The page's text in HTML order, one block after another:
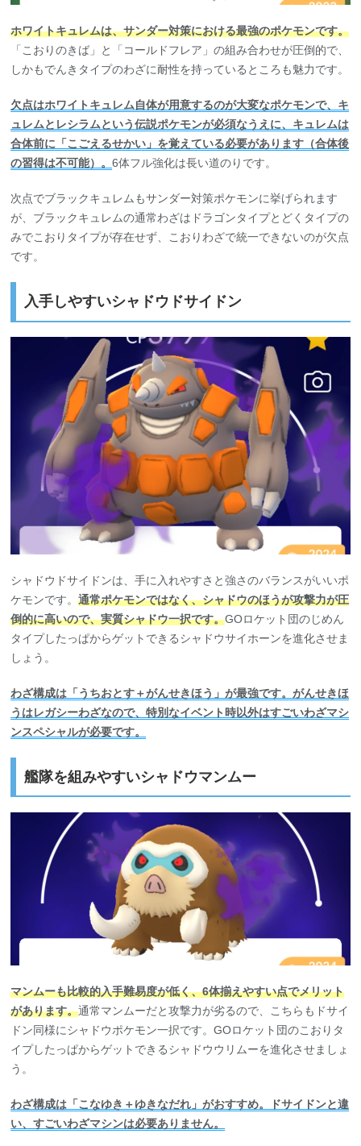
ホワイトキュレムは、サンダー対策における最強のポケモンです。
「こおりのきば」と「コールドフレア」の組み合わせが圧倒的で、
しかもでんきタイプのわざに耐性を持っているところも魅力です。
欠点はホワイトキュレム自体が用意するのが大変なポケモンで、キ
ュレムとレシラムという伝説ポケモンが必須なうえに、キュレムは
合体前に「こごえるせかい」を覚えている必要があります（合体後
の習得は不可能）。6体フル強化は長い道のりです。
次点でブラックキュレムもサンダー対策ポケモンに挙げられます
が、ブラックキュレムの通常わざはドラゴンタイプとどくタイプの
みでこおりタイプが存在せず、こおりわざで統一できないのが欠点
です。
入手しやすいシャドウドサイドン
シャドウドサイドンは、手に入れやすさと強さのバランスがいいポ
ケモンです。通常ポケモンではなく、シャドウのほうが攻撃力が圧
倒的に高いので、実質シャドウ一択です。GOロケット団のじめん
タイプしたっぱからゲットできるシャドウサイホーンを進化させま
しょう。
わざ構成は「うちおとす＋がんせきほう」が最強です。がんせきほ
うはレガシーわざなので、特別なイベント時以外はすごいわざマシ
ンスペシャルが必要です。
艦隊を組みやすいシャドウマンムー
マンムーも比較的入手難易度が低く、6体揃えやすい点でメリット
があります。通常マンムーだと攻撃力が劣るので、こちらもドサイ
ドン同様にシャドウポケモン一択です。GOロケット団のこおりタ
イプしたっぱからゲットできるシャドウウリムーを進化させましょ
う。
わざ構成は「こなゆき＋ゆきなだれ」がおすすめ。ドサイドンと違
い、すごいわざマシンは必要ありません。